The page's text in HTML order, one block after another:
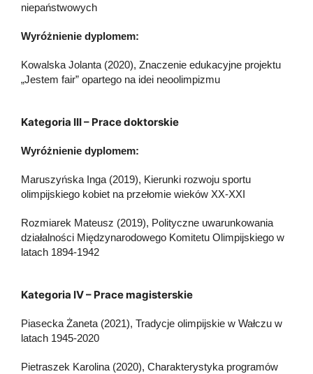
niepaństwowych
Wyróżnienie dyplomem:
Kowalska Jolanta (2020), Znaczenie edukacyjne projektu
„Jestem fair” opartego na idei neoolimpizmu
Kategoria III – Prace doktorskie
Wyróżnienie dyplomem:
Maruszyńska Inga (2019), Kierunki rozwoju sportu
olimpijskiego kobiet na przełomie wieków XX-XXI
Rozmiarek Mateusz (2019), Polityczne uwarunkowania
działalności Międzynarodowego Komitetu Olimpijskiego w
latach 1894-1942
Kategoria IV – Prace magisterskie
Piasecka Żaneta (2021), Tradycje olimpijskie w Wałczu w
latach 1945-2020
Pietraszek Karolina (2020), Charakterystyka programów